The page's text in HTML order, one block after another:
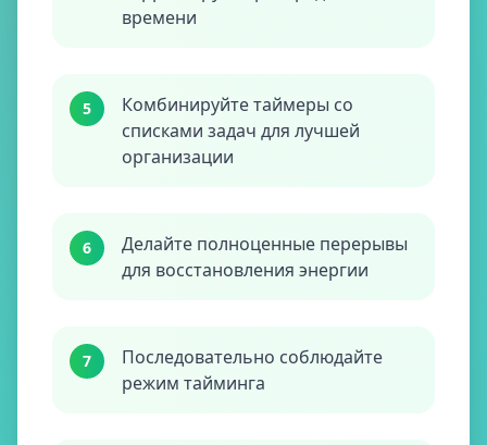
времени
5
Комбинируйте таймеры со
списками задач для лучшей
организации
6
Делайте полноценные перерывы
для восстановления энергии
7
Последовательно соблюдайте
режим тайминга